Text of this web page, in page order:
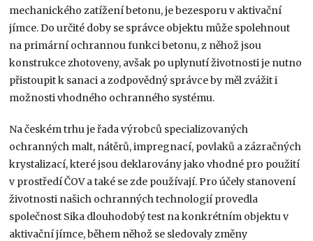
mechanického zatížení betonu, je bezesporu v aktivační
jímce. Do určité doby se správce objektu může spolehnout
na primární ochrannou funkci betonu, z něhož jsou
konstrukce zhotoveny, avšak po uplynutí životnosti je nutno
přistoupit k sanaci a zodpovědný správce by měl zvážit i
možnosti vhodného ochranného systému.
Na českém trhu je řada výrobců specializovaných
ochranných malt, nátěrů, impregnací, povlaků a zázračných
krystalizací, které jsou deklarovány jako vhodné pro použití
v prostředí ČOV a také se zde používají. Pro účely stanovení
životnosti našich ochranných technologií provedla
společnost Sika dlouhodobý test na konkrétním objektu v
aktivační jímce, během něhož se sledovaly změny